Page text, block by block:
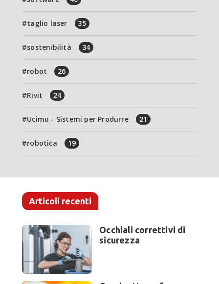
taglio laser 35
sostenibilità 34
robot 26
Rivit 24
Ucimu - Sistemi per Produrre 21
robotica 19
Articoli recenti
Occhiali correttivi di
sicurezza